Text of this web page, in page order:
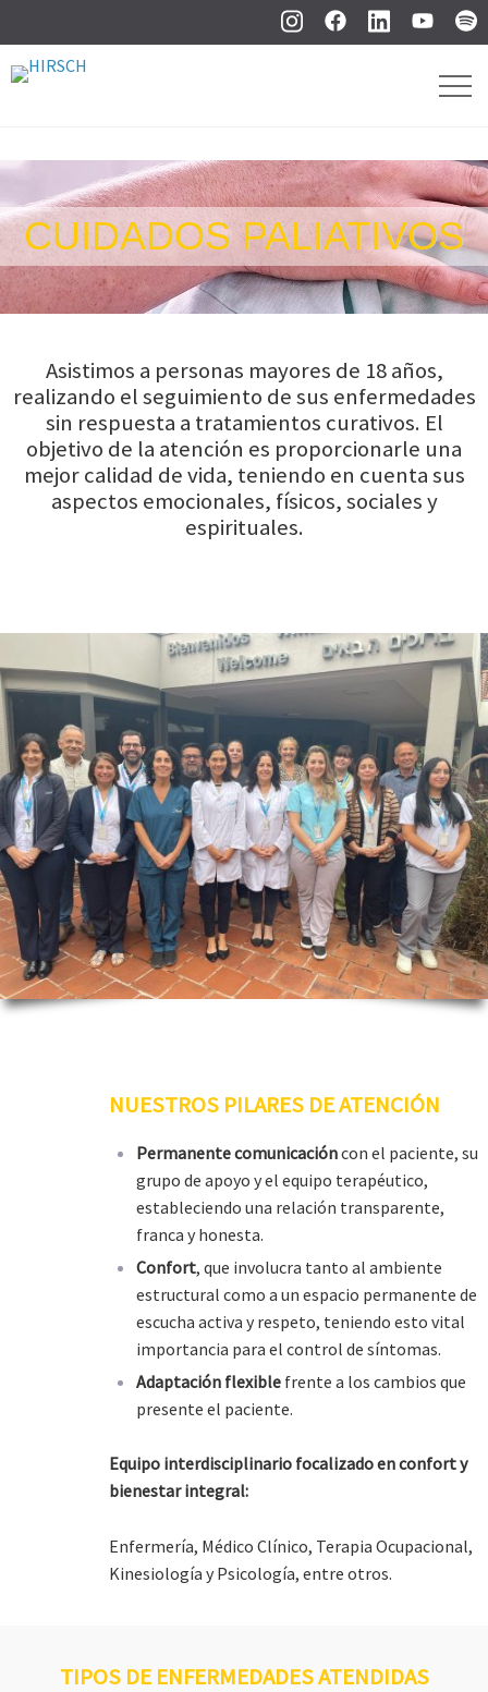
CUIDADOS PALIATIVOS
Asistimos a personas mayores de 18 años,
realizando el seguimiento de sus enfermedades
sin respuesta a tratamientos curativos. El
objetivo de la atención es proporcionarle una
mejor calidad de vida, teniendo en cuenta sus
aspectos emocionales, físicos, sociales y
espirituales.
NUESTROS PILARES DE ATENCIÓN
Permanente comunicacióncon el paciente, su
grupo de apoyo y el equipo terapéutico,
estableciendo una relación transparente,
franca y honesta.
Confort, que involucra tanto al ambiente
estructural como a un espacio permanente de
escucha activa y respeto, teniendo esto vital
importancia para el control de síntomas.
Adaptación flexible frente a los cambios que
presente el paciente.
Equipo interdisciplinario focalizado en confort y
bienestar integral:
Enfermería, Médico Clínico, Terapia Ocupacional,
Kinesiología y Psicología, entre otros.
TIPOS DE ENFERMEDADES ATENDIDAS